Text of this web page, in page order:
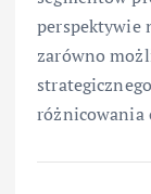
perspektywie
zarówno
różnicowania